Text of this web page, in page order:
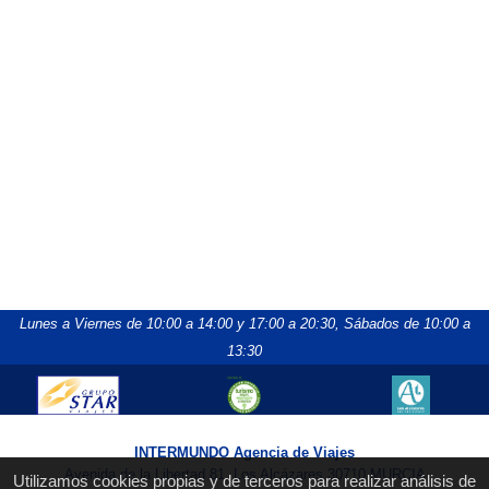
Utilizamos cookies propias y de terceros para realizar análisis de
Lunes a Viernes de 10:00 a 14:00 y 17:00 a 20:30, Sábados de 10:00 a
13:30
INTERMUNDO Agencia de Viajes
Avenida de la Libertad 81, Los Alcázares 30710 MURCIA